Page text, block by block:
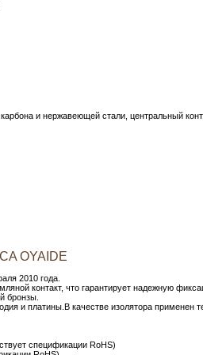
и нержавеющей стали, центральный
OYAIDE
2010 года.
контакт, что гарантирует надежную
бронзы.
и платины.В качестве изолятора применен
спецификации RoHS)